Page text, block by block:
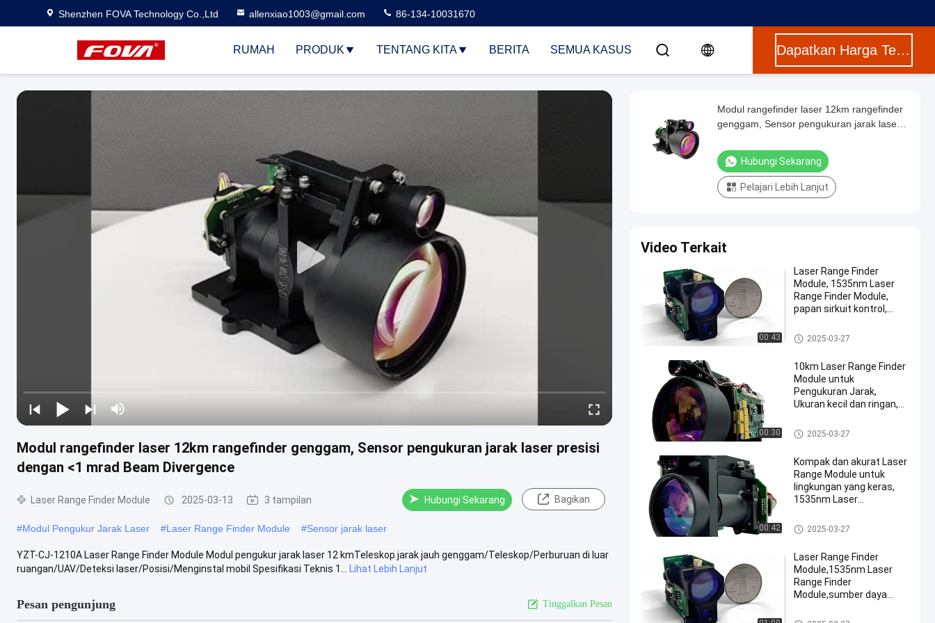
Shenzhen FOVA Technology Co.,Ltd allenxiao1003@gmail.com 86-134-10031670
RUMAH PRODUK TENTANG KITA BERITA SEMUA KASUS Dapatkan Harga Terbaik
Modul rangefinder laser 12km rangefinder genggam, Sensor pengukuran jarak laser presisi
dengan <1 mrad Beam Divergence
Laser Range Finder Module 2025-03-13 3 tampilan Hubungi Sekarang Bagikan
#Modul Pengukur Jarak Laser #Laser Range Finder Module #Sensor jarak laser
YZT-CJ-1210A Laser Range Finder Module Modul pengukur jarak laser 12 kmTeleskop jarak jauh genggam/Teleskop/Perburuan di luar
ruangan/UAV/Deteksi laser/Posisi/Menginstal mobil Spesifikasi Teknis 1...
Lihat Lebih Lanjut
Pesan pengunjung Tinggalkan Pesan
Modul rangefinder laser 12km rangefinder
genggam, Sensor pengukuran jarak laser
Hubungi Sekarang
Pelajari Lebih Lanjut
Video Terkait
00:43
Laser Range Finder
Module, 1535nm Laser
Range Finder Module,
papan sirkuit kontrol,
optik
Laser Range Finder Module
2025-03-27
00:30
10km Laser Range Finder
Module untuk
Pengukuran Jarak,
Ukuran kecil dan ringan,
Finder Module
Laser Range Finder Module
2025-03-27
00:42
Kompak dan akurat Laser
Range Module untuk
lingkungan yang keras,
1535nm Laser
reflektansi difus ≥ 0.3,
kelembaban ≤ 80%,
2,3m×2,3m) berkisar jarak
≥6km.
Laser Range Finder Module
2025-03-27
Laser Range Finder
Module,1535nm Laser
Range Finder
Module,sumber daya
sinar,ukuran target:
Laser Range Finder Module